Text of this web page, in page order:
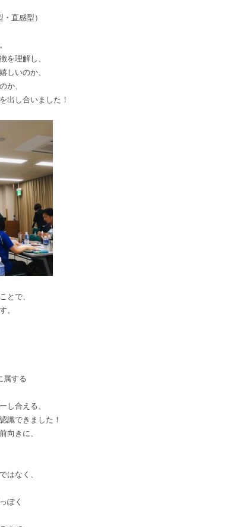
直感型）
を理解し、
しいのか、
か、
出し合いました！
とで、
。
属する
し合える、
識できました！
向きに、
はなく、
ぽく